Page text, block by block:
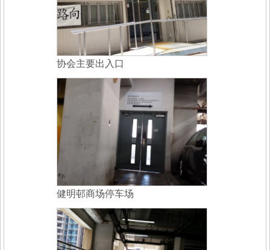
协会主要出入口
健明邨商场停车场